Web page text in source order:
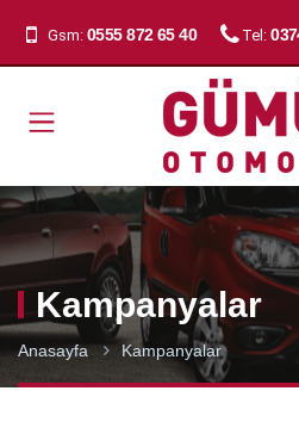
Gsm: 0555 872 65 40 Tel:
Kampanyalar
Anasayfa Kampanyalar